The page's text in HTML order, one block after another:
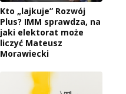
Kto „lajkuje” Rozwój
Plus? IMM sprawdza, na
jaki elektorat może
liczyć Mateusz
Morawiecki